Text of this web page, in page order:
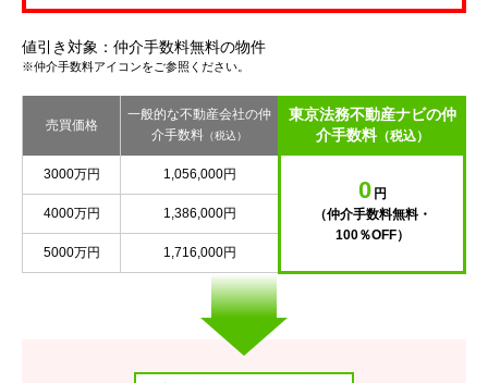
値引き対象：仲介手数料無料の物件
※仲介手数料アイコンをご参照ください。
売買価格
一般的な不動産会社の仲
介手数料 （税込）
東京法務不動産ナビの仲
介手数料（税込）
3000万円 1,056,000円
0 円
（仲介手数料無料・
100％OFF）
4000万円 1,386,000円
5000万円 1,716,000円